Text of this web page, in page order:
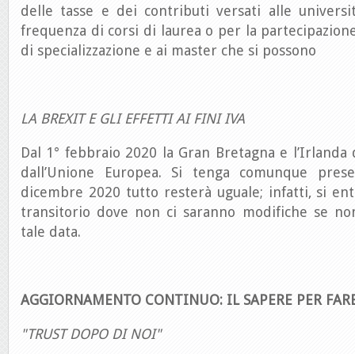
delle tasse e dei contributi versati alle
frequenza di corsi di laurea o per la
di specializzazione e ai master che si possono
LA BREXIT E GLI EFFETTI AI FINI IVA
Dal 1° febbraio 2020 la Gran Bretagna e
dall’Unione Europea. Si tenga comunque
dicembre 2020 tutto resterà uguale; infatti, si
transitorio dove non ci saranno modifiche se
tale data.
AGGIORNAMENTO CONTINUO: IL SAPERE PER
"TRUST DOPO DI NOI"